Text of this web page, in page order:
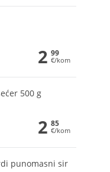
2 99
€/kom
500 g
2 85
€/kom
punomasni sir